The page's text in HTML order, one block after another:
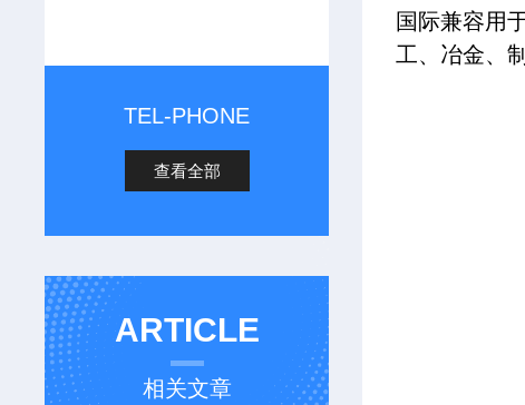
TEL-PHONE
查看全部
ARTICLE
相关文章
国际兼容用
工、冶金、